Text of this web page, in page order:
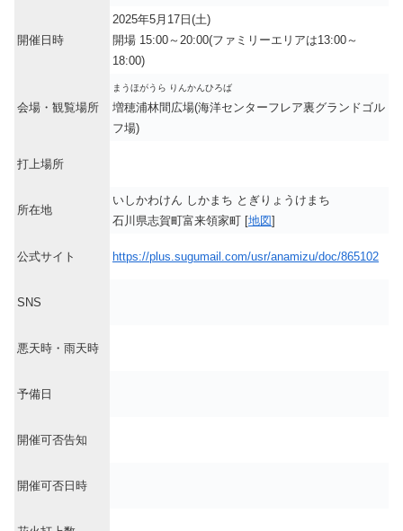
開催日時
2025年5月17日(土)
開場 15:00～20:00(ファミリーエリアは13:00～
18:00)
会場・観覧場所
まうほがうら りんかんひろば
増穂浦林間広場(海洋センターフレア裏グランドゴル
フ場)
打上場所
所在地
いしかわけん しかまち とぎりょうけまち
石川県志賀町富来領家町 [地図]
公式サイト https://plus.sugumail.com/usr/anamizu/doc/865102
SNS
悪天時・雨天時
予備日
開催可否告知
開催可否日時